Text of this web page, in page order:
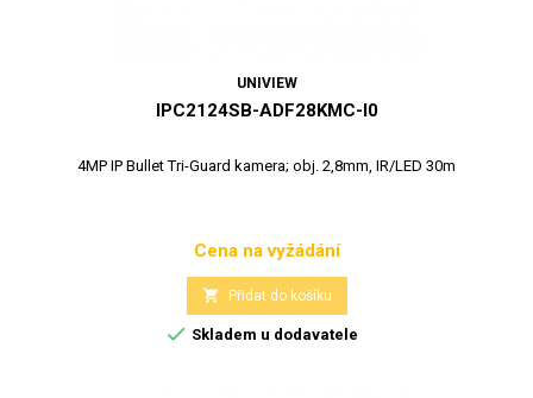
UNIVIEW
IPC2124SB-ADF28KMC-I0
4MP IP Bullet Tri-Guard kamera; obj. 2,8mm, IR/LED 30m
Cena
Cena na vyžádání
 Přidat do košíku
 Skladem u dodavatele